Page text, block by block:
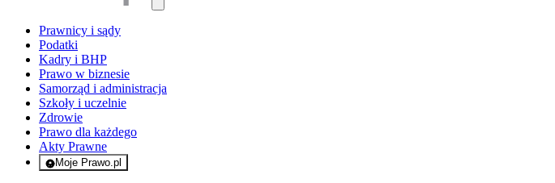
Prawnicy i sądy
Podatki
Kadry i BHP
Prawo w biznesie
Samorząd i administracja
Szkoły i uczelnie
Zdrowie
Prawo dla każdego
Akty Prawne
Moje Prawo.pl
- rejestracja i logowanie do serwisu